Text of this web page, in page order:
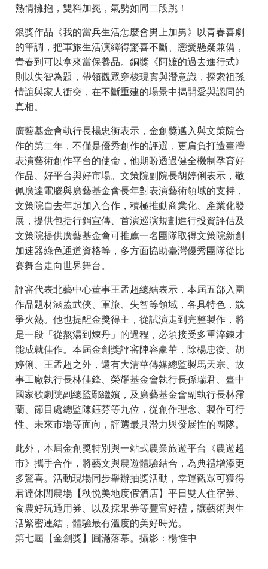
熱情擁抱，雙料加冕，氣勢如同二段跳！
銀獎作品《我的當兵生活怎麼會男上加男》以青春喜劇
的筆調，把軍旅生活演繹得驚喜不斷、戀愛懸疑兼備，
青春到可以拿來當保養品。銅獎《阿嬤的過去進行式》
則以失智為題，帶領觀眾穿梭現實與潛意識，探索祖孫
情誼與家人衝突，在不斷重建的場景中揭開愛與認同的
真相。
廣藝基金會執行長楊忠衡表示，金創獎邁入與文策院合
作的第二年，不僅是優秀創作的評選，更肩負打造臺灣
表演藝術創作平台的使命，他期盼透過健全機制孕育好
作品、好平台與好市場。文策院副院長胡婷俐表示，敬
佩廣達電腦與廣藝基金會長年對表演藝術領域的支持，
文策院自去年起加入合作，積極推動商業化、產業化發
展，提供包括行銷宣傳、首演巡演規劃進行投資評估及
文策院提供廣藝基金會可推薦一名團隊取得文策院新創
加速器綠色通道資格等，多方面協助臺灣優秀團隊從比
賽舞台走向世界舞台。
評審代表北藝中心董事王孟超總結表示，本屆五部入圍
作品題材涵蓋武俠、軍旅、失智等領域，各具特色，競
爭火熱。他也提醒金獎得主，從試演走到完整製作，將
是一段「從熬湯到煉丹」的過程，必須接受多重淬鍊才
能成就佳作。本屆金創獎評審陣容豪華，除楊忠衡、胡
婷俐、王孟超之外，還有大清華傳媒總監製馬天宗、故
事工廠執行長林佳鋒、榮耀基金會執行長孫瑞君、臺中
國家歌劇院副總監鄢繼嬪，及廣藝基金會副執行長林霈
蘭、節目處總監陳鈺芬等九位，從創作理念、製作可行
性、未來市場等面向，評選最具潛力與發展性的團隊。
此外，本屆金創獎特別與一站式農業旅遊平台《農遊超
市》攜手合作，將藝文與農遊體驗結合，為典禮增添更
多驚喜。活動現場同步舉辦抽獎活動，幸運觀眾可獲得
君達休閒農場【秧悦美地度假酒店】平日雙人住宿券、
食農好玩通用券、以及採果券等豐富好禮，讓藝術與生
活緊密連結，體驗最有溫度的美好時光。
第七屆【金創獎】圓滿落幕。攝影：楊惟中